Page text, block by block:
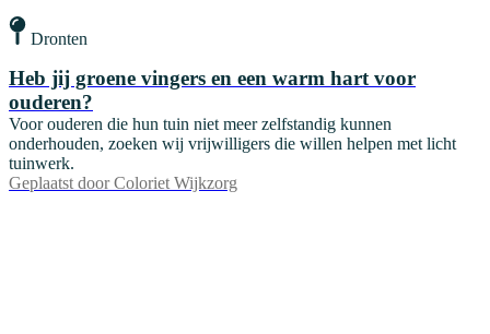
Dronten
Heb jij groene vingers en een warm hart voor
ouderen?
Voor ouderen die hun tuin niet meer zelfstandig kunnen
onderhouden, zoeken wij vrijwilligers die willen helpen met licht
tuinwerk.
Geplaatst door Coloriet Wijkzorg